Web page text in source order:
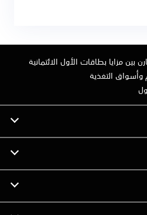
بين مزايا بطاقات الأول الائتمانية
وأسواق التغذية